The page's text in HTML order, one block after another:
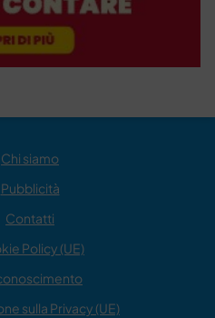
Chi siamo
Pubblicità
Contatti
Policy (UE)
sulla Privacy (UE)